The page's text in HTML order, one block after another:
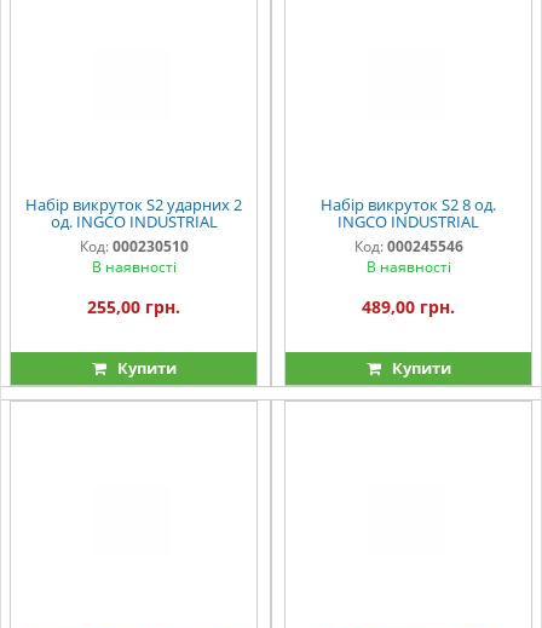
Набір викруток S2 ударних 2
од. INGCO INDUSTRIAL
Код: 000230510
В наявності
255,00 грн.
Купити
Набір викруток S2 8 од.
INGCO INDUSTRIAL
Код: 000245546
В наявності
489,00 грн.
Купити